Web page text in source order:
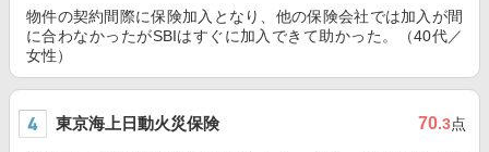
物件の契約間際に保険加入となり、他の保険会社では加入が間
に合わなかったがSBIはすぐに加入できて助かった。（40代／
女性）
東京海上日動火災保険 70.3点